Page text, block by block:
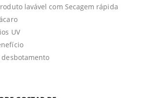
lavável com Secagem rápida
UV